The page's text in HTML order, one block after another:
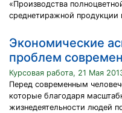
«Производства
среднетиражной продукции
Экономические
проблем
Курсовая работа, 21 Мая
Перед современным
которые благодаря
жизнедеятельности людей